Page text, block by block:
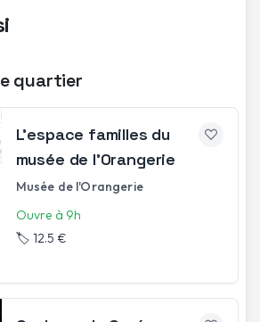
quartier
L’espace familles du
musée de l’Orangerie
Musée de l'Orangerie
Ouvre à 9h
🏷️ 12.5 €